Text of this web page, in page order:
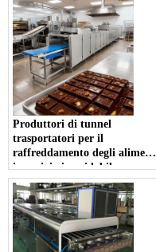
l'output
Produttori di tunnel
trasportatori per il
raffreddamento degli alimenti
in acciaio inossidabile
personalizzabili in Cina